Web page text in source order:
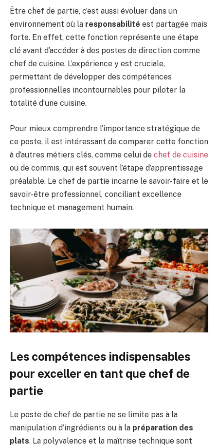
Être chef de partie, c’est aussi évoluer dans un
environnement où la responsabilité est partagée mais
forte. En effet, cette fonction représente une étape
clé avant d’accéder à des postes de direction comme
chef de cuisine. L’expérience y est cruciale,
permettant de développer des compétences
professionnelles incontournables pour piloter la
totalité d’une cuisine.
Pour mieux comprendre l’importance stratégique de
ce poste, il est intéressant de comparer cette fonction
à d’autres métiers clés, comme celui de chef de cuisine
ou de commis, qui est souvent l’étape d’apprentissage
préalable. Le chef de partie incarne le savoir-faire et le
savoir-être professionnel, conciliant excellence
technique et management humain.
Les compétences indispensables
pour exceller en tant que chef de
partie
Le poste de chef de partie ne se limite pas à la
manipulation d’ingrédients ou à la préparation des
plats. La polyvalence et la maîtrise technique sont